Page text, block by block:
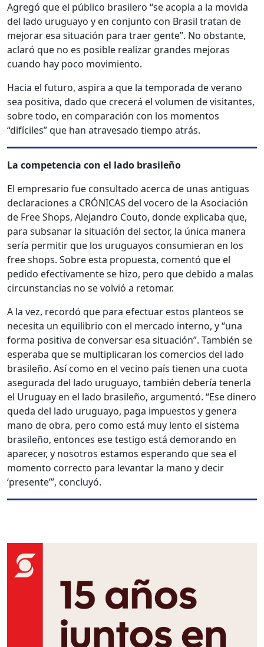
Agregó que el público brasilero “se acopla a la movida
del lado uruguayo y en conjunto con Brasil tratan de
mejorar esa situación para traer gente”. No obstante,
aclaró que no es posible realizar grandes mejoras
cuando hay poco movimiento.
Hacia el futuro, aspira a que la temporada de verano
sea positiva, dado que crecerá el volumen de visitantes,
sobre todo, en comparación con los momentos
“difíciles” que han atravesado tiempo atrás.
La competencia con el lado brasileño
El empresario fue consultado acerca de unas antiguas
declaraciones a CRÓNICAS del vocero de la Asociación
de Free Shops, Alejandro Couto, donde explicaba que,
para subsanar la situación del sector, la única manera
sería permitir que los uruguayos consumieran en los
free shops. Sobre esta propuesta, comentó que el
pedido efectivamente se hizo, pero que debido a malas
circunstancias no se volvió a retomar.
A la vez, recordó que para efectuar estos planteos se
necesita un equilibrio con el mercado interno, y “una
forma positiva de conversar esa situación”. También se
esperaba que se multiplicaran los comercios del lado
brasileño. Así como en el vecino país tienen una cuota
asegurada del lado uruguayo, también debería tenerla
el Uruguay en el lado brasileño, argumentó. “Ese dinero
queda del lado uruguayo, paga impuestos y genera
mano de obra, pero como está muy lento el sistema
brasileño, entonces ese testigo está demorando en
aparecer, y nosotros estamos esperando que sea el
momento correcto para levantar la mano y decir
‘presente’”, concluyó.